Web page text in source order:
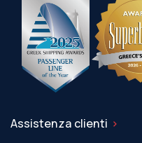
Assistenza clienti